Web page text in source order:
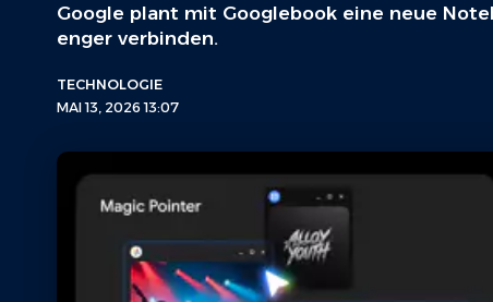
Google plant mit Googlebook eine neue
enger verbinden.
MAI 13, 2026 13:07
TECHNOLOGIE